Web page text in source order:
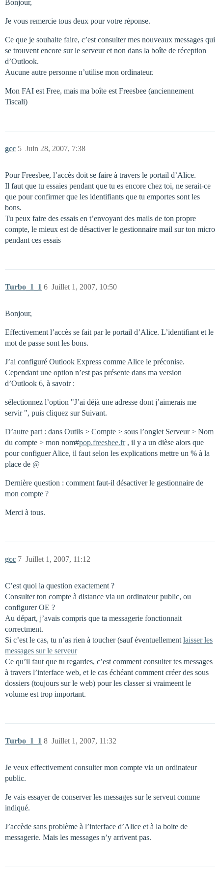
Bonjour,
Je vous remercie tous deux pour votre réponse.
Ce que je souhaite faire, c’est consulter mes nouveaux messages qui
se trouvent encore sur le serveur et non dans la boîte de réception
d’Outlook.
Aucune autre personne n’utilise mon ordinateur.
Mon FAI est Free, mais ma boîte est Freesbee (anciennement
Tiscali)
gcc Juin 28, 2007, 7:38
5
Pour Freesbee, l’accès doit se faire à travers le portail d’Alice.
Il faut que tu essaies pendant que tu es encore chez toi, ne serait-ce
que pour confirmer que les identifiants que tu emportes sont les
bons.
Tu peux faire des essais en t’envoyant des mails de ton propre
compte, le mieux est de désactiver le gestionnaire mail sur ton micro
pendant ces essais
Turbo_1_1 Juillet 1, 2007, 10:50
6
Bonjour,
Effectivement l’accès se fait par le portail d’Alice. L’identifiant et le
mot de passe sont les bons.
J’ai configuré Outlook Express comme Alice le préconise.
Cependant une option n’est pas présente dans ma version
d’Outlook 6, à savoir :
sélectionnez l’option "J’ai déjà une adresse dont j’aimerais me
servir ", puis cliquez sur Suivant.
D’autre part : dans Outils > Compte > sous l’onglet Serveur > Nom
du compte > mon nom#pop.freesbee.fr, il y a un dièse alors que
pour configuer Alice, il faut selon les explications mettre un % à la
place de @
Dernière question : comment faut-il désactiver le gestionnaire de
mon compte ?
Merci à tous.
gcc Juillet 1, 2007, 11:12
7
C’est quoi la question exactement ?
Consulter ton compte à distance via un ordinateur public, ou
configurer OE ?
Au départ, j’avais compris que ta messagerie fonctionnait
correctment.
Si c’est le cas, tu n’as rien à toucher (sauf éventuellement laisser les
messages sur le serveur
Ce qu’il faut que tu regardes, c’est comment consulter tes messages
à travers l’interface web, et le cas échéant comment créer des sous
dossiers (toujours sur le web) pour les classer si vraimeent le
volume est trop important.
Turbo_1_1 Juillet 1, 2007, 11:32
8
Je veux effectivement consulter mon compte via un ordinateur
public.
Je vais essayer de conserver les messages sur le serveut comme
indiqué.
J’accède sans problème à l’interface d’Alice et à la boite de
messagerie. Mais les messages n’y arrivent pas.